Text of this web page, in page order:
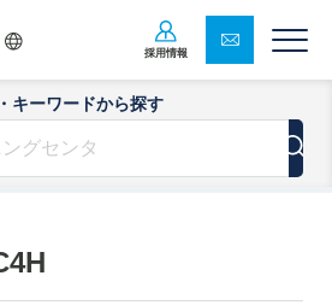
採用情報
キーワードから探す